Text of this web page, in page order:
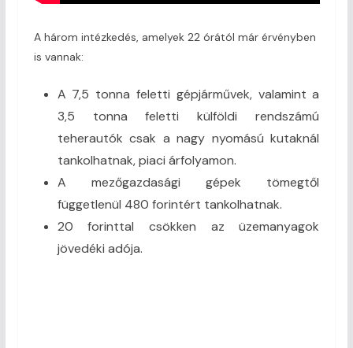
A három intézkedés, amelyek 22 órától már érvényben
is vannak:
A 7,5 tonna feletti gépjárművek, valamint a
3,5 tonna feletti külföldi rendszámú
teherautók csak a nagy nyomású kutaknál
tankolhatnak, piaci árfolyamon.
A mezőgazdasági gépek tömegtől
függetlenül 480 forintért tankolhatnak.
20 forinttal csökken az üzemanyagok
jövedéki adója.